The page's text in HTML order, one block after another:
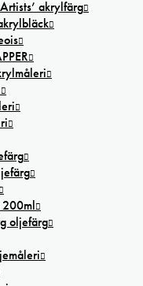
akrylfärg
oljefärg